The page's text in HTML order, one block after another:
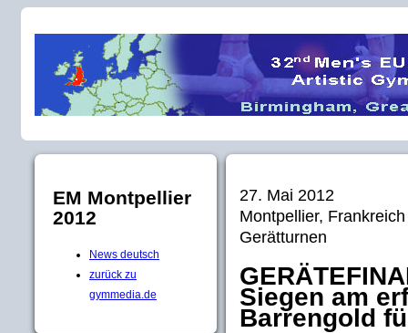
EM Montpellier
2012
News deutsch
zurück zu
gymmedia.de
27. Mai 2012
Montpellier,
Gerätturnen
Siegen am
Barrengold